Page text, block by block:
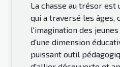
La chasse au trésor est
qui a traversé les âges,
l'imagination des
d'une dimension
puissant outil